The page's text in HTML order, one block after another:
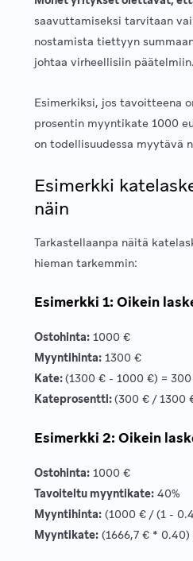
saavuttamiseksi tarvitaan
nostamista tiettyyn
johtaa virheellisiin päätelmiin.
Esimerkiksi, jos tavoitteena
prosentin myyntikate 1000
on todellisuudessa myytävä
Esimerkki
näin
Tarkastellaanpa näitä
hieman tarkemmin:
Esimerkki 1: Oikein
Ostohinta:1000 €
Myyntihinta:1300 €
Kate:(1300 € - 1000 €) =
Kateprosentti:(300 € / 1300
Esimerkki 2: Oikein
Ostohinta:1000 €
Tavoiteltu myyntikate:40%
Myyntihinta:(1000 € / (1 -
Myyntikate:(1666,7 € * 0.40)